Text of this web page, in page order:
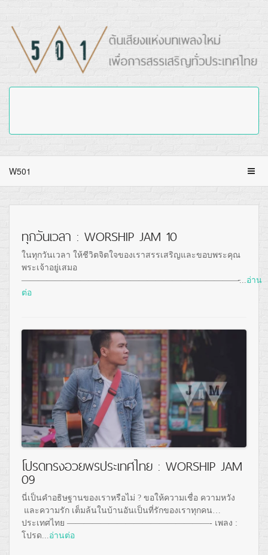
W501
ทุกวันเวลา : WORSHIP JAM 10
ในทุกวันเวลา ให้ชีวิตจิตใจของเราสรรเสริญและขอบพระคุณ
พระเจ้าอยู่เสมอ
——————————————————————————̵... อ่าน
ต่อ
โปรดทรงอวยพรประเทศไทย : WORSHIP JAM
09
นี่เป็นคำอธิษฐานของเราหรือไม่ ? ขอให้ความเชื่อ ความหวัง
และความรัก เต็มล้นในบ้านอันเป็นที่รักของเราทุกคน…
ประเทศไทย —————————————————- เพลง :
โปรด... อ่านต่อ